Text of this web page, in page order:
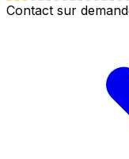
Contact sur